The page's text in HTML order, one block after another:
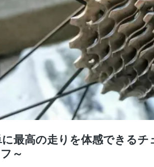
最高の走りを体感できる
～